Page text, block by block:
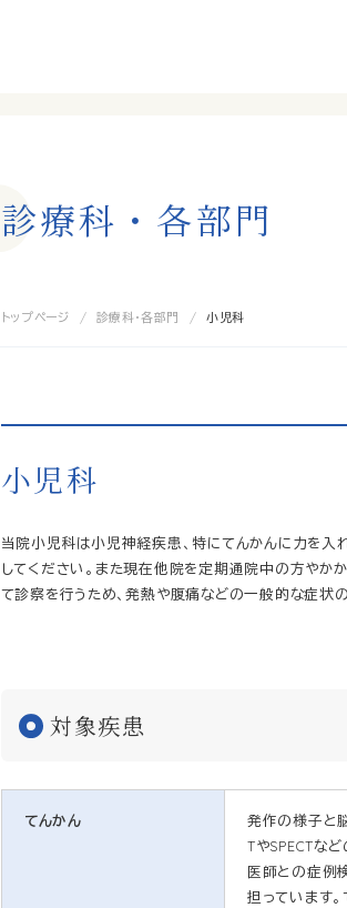
診療科 ・ 各部門
トップページ 診療科・各部門 小児科
小児科
当院小児科は小児神経疾患、特にてんかんに力を入
してください。また現在他院を定期通院中の方やか
て診察を行うため、発熱や腹痛などの一般的な症状
対象疾患
てんかん
発作の様子と
TやSPECTな
医師との症例
担っています